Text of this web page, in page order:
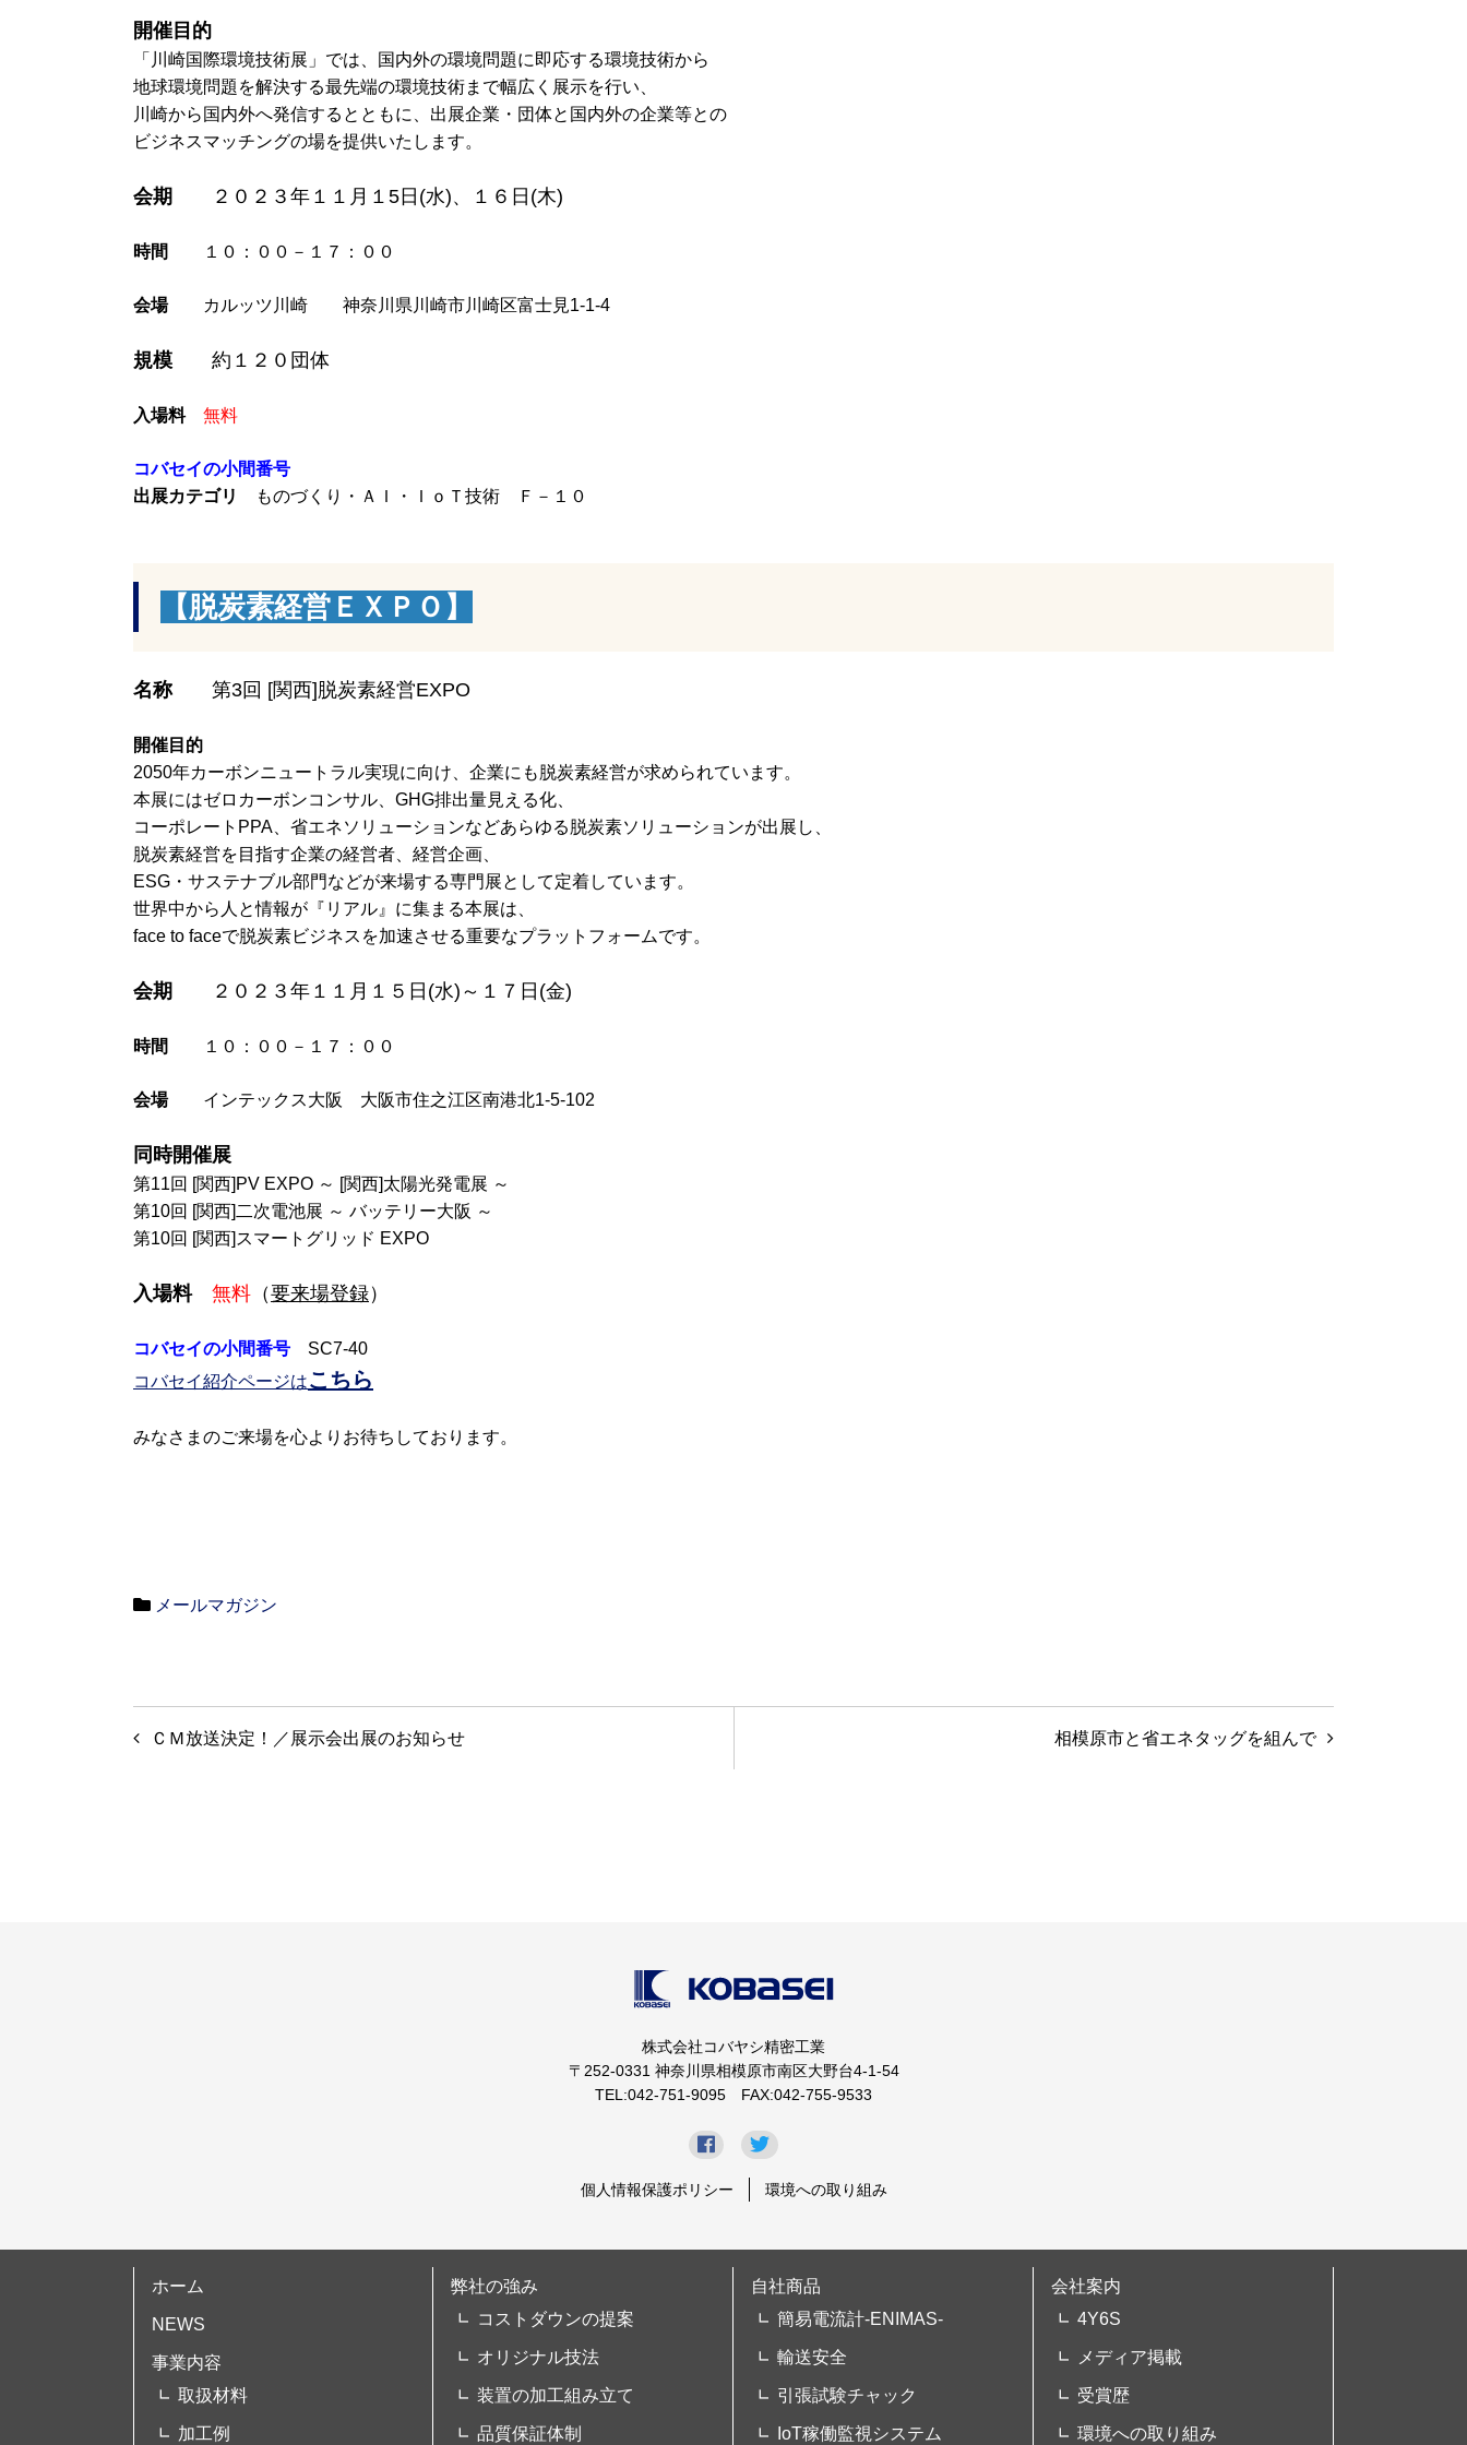
開催目的
「川崎国際環境技術展」では、国内外の環境問題に即応する環境技術から
地球環境問題を解決する最先端の環境技術まで幅広く展示を行い、
川崎から国内外へ発信するとともに、出展企業・団体と国内外の企業等との
ビジネスマッチングの場を提供いたします。
会期 ２０２３年１１月１5日(水)、１６日(木)
時間 １０：００－１７：００
会場カルッツ川崎 神奈川県川崎市川崎区富士見1-1-4
規模 約１２０団体
入場料 無料
コバセイの小間番号
出展カテゴリ
ものづくり・ＡＩ・ＩｏＴ技術 Ｆ－１０
【脱炭素経営ＥＸＰＯ】
名称第3回 [関西]脱炭素経営EXPO
開催目的
2050年カーボンニュートラル実現に向け、企業にも脱炭素経営が求められています。
本展にはゼロカーボンコンサル、GHG排出量見える化、
コーポレートPPA、省エネソリューションなどあらゆる脱炭素ソリューションが出展し、
脱炭素経営を目指す企業の経営者、経営企画、
ESG・サステナブル部門などが来場する専門展として定着しています。
世界中から人と情報が『リアル』に集まる本展は、
face to faceで脱炭素ビジネスを加速させる重要なプラットフォームです。
会期 ２０２３年１１月１５日(水)～１７日(金)
時間 １０：００－１７：００
会場インテックス大阪 大阪市住之江区南港北1-5-102
同時開催展
第11回 [関西]PV EXPO ～ [関西]太陽光発電展 ～
第10回 [関西]二次電池展 ～ バッテリー大阪 ～
第10回 [関西]スマートグリッド EXPO
入場料 無料 （要来場登録）
コバセイの小間番号 SC7-40
コバセイ紹介ページはこちら
みなさまのご来場を心よりお待ちしております。
メールマガジン
投
相模原市と省エネタッグを組んで
ＣＭ放送決定！／展示会出展のお知らせ
株式会社コバヤシ精密工業
〒252-0331 神奈川県相模原市南区大野台4-1-54
TEL:042-751-9095 FAX:042-755-9533
個人情報保護ポリシー 環境への取り組み
ホーム
NEWS
事業内容
取扱材料
加工例
弊社の強み
コストダウンの提案
オリジナル技法
装置の加工組み立て
品質保証体制
自社商品
簡易電流計-ENIMAS-
輸送安全
引張試験チャック
IoT稼働監視システム
会社案内
4Y6S
メディア掲載
受賞歴
環境への取り組み